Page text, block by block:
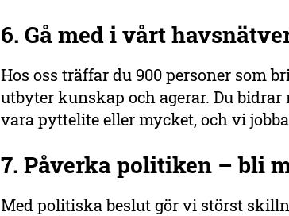
6. Gå med i vårt
Hos oss träffar du 900 personer som
utbyter kunskap och agerar. Du
vara pyttelite eller mycket, och vi
7. Påverka politiken – bli
Med politiska beslut gör vi störst